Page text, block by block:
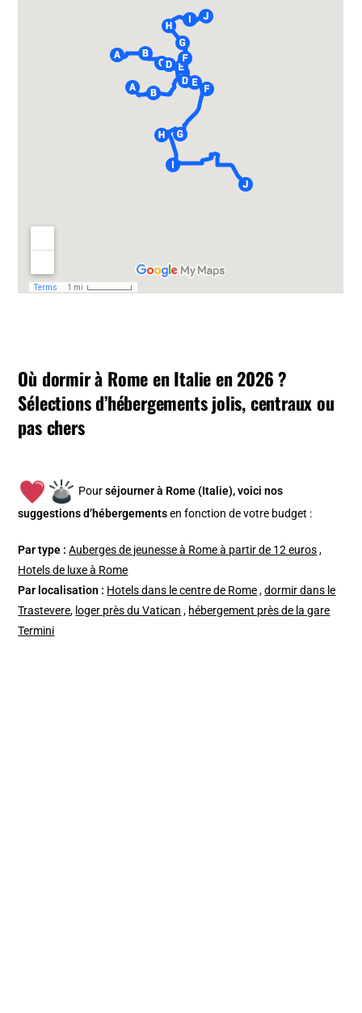
Où dormir à Rome en Italie en 2026 ?
Sélections d’hébergements jolis, centraux ou
pas chers
Pourséjourner à Rome (Italie), voici nos
suggestions d’hébergements en fonction de votre budget :
Par type :Auberges de jeunesse à Rome à partir de 12 euros,
Hotels de luxe à Rome
Par localisation : Hotels dans le centre de Rome,dormir dans le
Trastevere, loger près du Vatican , hébergement près de la gare
Termini